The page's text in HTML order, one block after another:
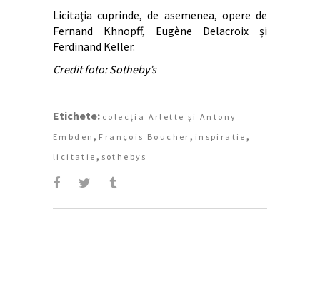
Licitaţia cuprinde, de asemenea, opere de
Fernand Khnopff, Eugène Delacroix și
Ferdinand Keller.
Credit foto: Sotheby’s
Etichete: colecţia Arlette şi Antony
Embden , François Boucher , inspiratie ,
licitatie , sothebys